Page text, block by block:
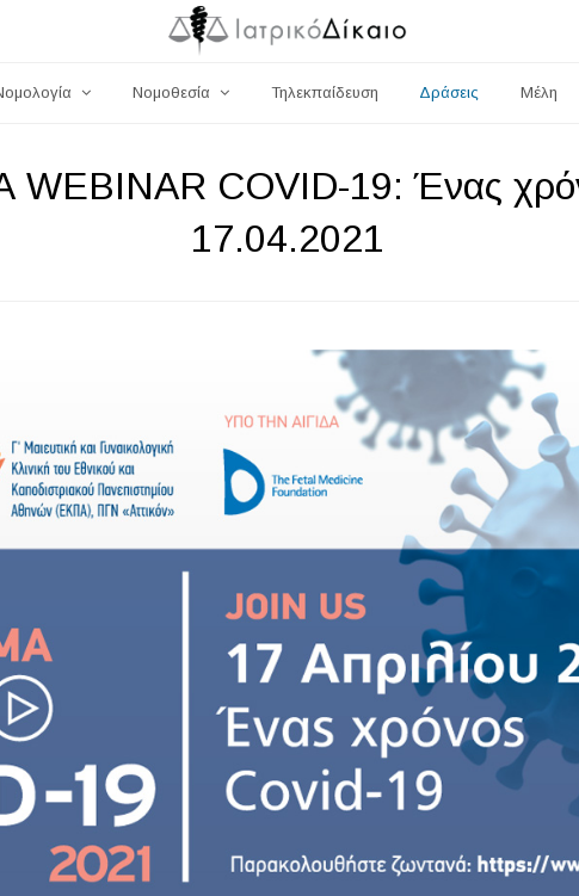
Νομοθεσία Τηλεκπαίδευση Δράσεις Μέλη
COVID-19: Ένας
17.04.2021